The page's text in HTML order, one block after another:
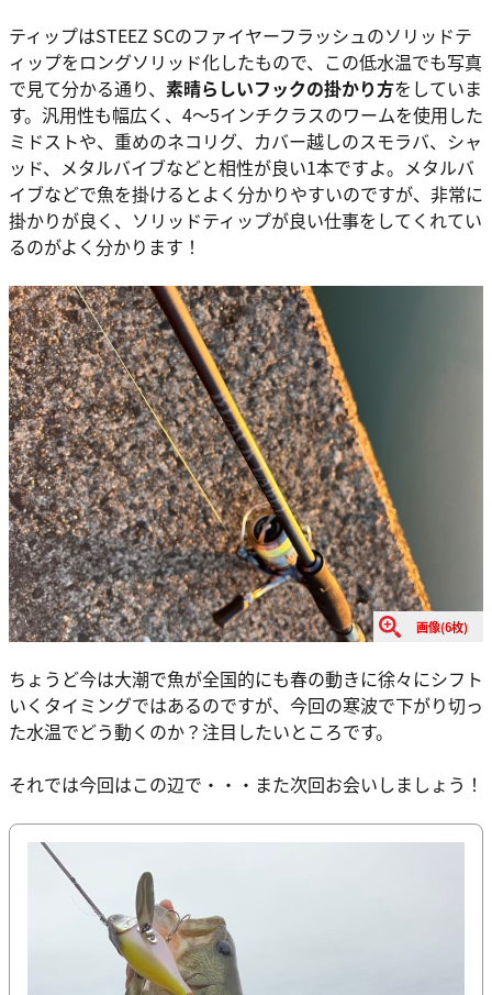
ティップはSTEEZ SCのファイヤーフラッシュのソリッドテ
ィップをロングソリッド化したもので、この低水温でも写真
で見て分かる通り、 素晴らしいフックの掛かり方をしていま
す。汎用性も幅広く、4〜5インチクラスのワームを使用した
ミドストや、重めのネコリグ、カバー越しのスモラバ、シャ
ッド、メタルバイブなどと相性が良い1本ですよ。メタルバ
イブなどで魚を掛けるとよく分かりやすいのですが、非常に
掛かりが良く、ソリッドティップが良い仕事をしてくれてい
るのがよく分かります！
画像(6枚)
ちょうど今は大潮で魚が全国的にも春の動きに徐々にシフト
いくタイミングではあるのですが、今回の寒波で下がり切っ
た水温でどう動くのか？注目したいところです。
それでは今回はこの辺で・・・また次回お会いしましょう！